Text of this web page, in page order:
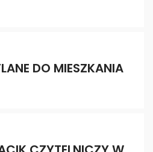
DO MIESZKANIA